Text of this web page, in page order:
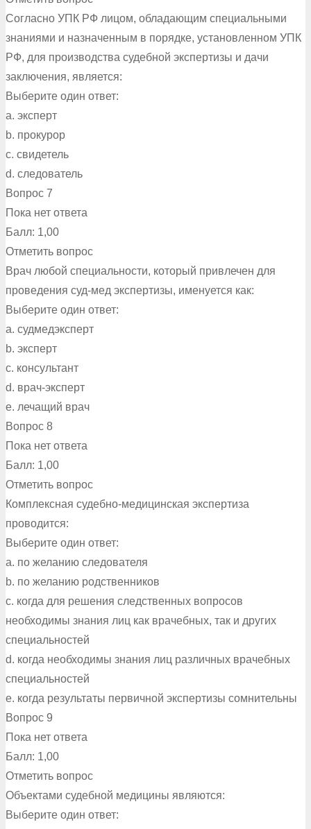
Согласно УПК РФ лицом, обладающим специальными
знаниями и назначенным в порядке, установленном УПК
РФ, для производства судебной экспертизы и дачи
заключения, является:
Выберите один ответ:
a. эксперт
b. прокурор
c. свидетель
d. следователь
Вопрос 7
Пока нет ответа
Балл: 1,00
Отметить вопрос
Врач любой специальности, который привлечен для
проведения суд-мед экспертизы, именуется как:
Выберите один ответ:
a. судмедэксперт
b. эксперт
c. консультант
d. врач-эксперт
e. лечащий врач
Вопрос 8
Пока нет ответа
Балл: 1,00
Отметить вопрос
Комплексная судебно-медицинская экспертиза
проводится:
Выберите один ответ:
a. по желанию следователя
b. по желанию родственников
c. когда для решения следственных вопросов
необходимы знания лиц как врачебных, так и других
специальностей
d. когда необходимы знания лиц различных врачебных
специальностей
e. когда результаты первичной экспертизы сомнительны
Вопрос 9
Пока нет ответа
Балл: 1,00
Отметить вопрос
Объектами судебной медицины являются:
Выберите один ответ: